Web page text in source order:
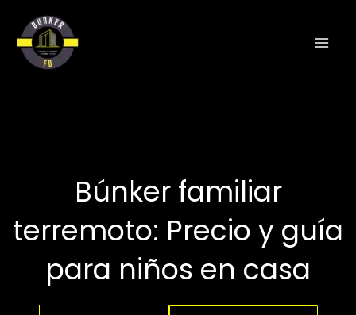
contenido
Búnker familiar
terremoto: Precio y guía
para niños en casa